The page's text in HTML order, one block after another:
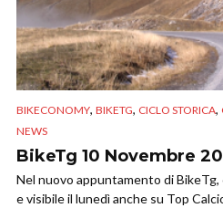
BIKECONOMY, BIKETG, CICLO STORICA,
NEWS
BikeTg 10 Novembre
Nel nuovo appuntamento di
e visibile il lunedì anche su Top